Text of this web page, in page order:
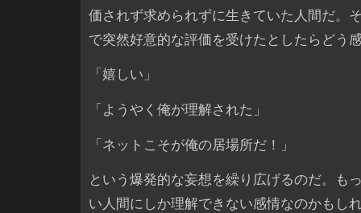
価されず求められずに生きていた人間だ。
で突然好意的な評価を受けたとしたらどう
「嬉しい」
「ようやく俺が理解された」
「ネットこそが俺の居場所だ！」
という爆発的な妄想を繰り広げるのだ。も
い人間にしか理解できない感情なのかもし